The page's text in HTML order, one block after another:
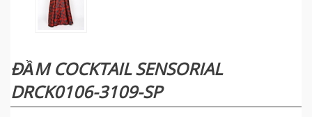
ĐẦM COCKTAIL SENSORIAL
DRCK0106-3109-SP